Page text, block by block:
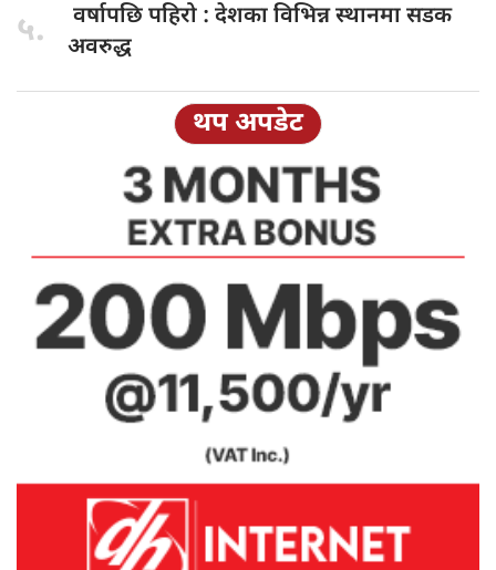
५. वर्षापछि पहिरो : देशका विभिन्न स्थानमा सडक
अवरुद्ध
थप अपडेट